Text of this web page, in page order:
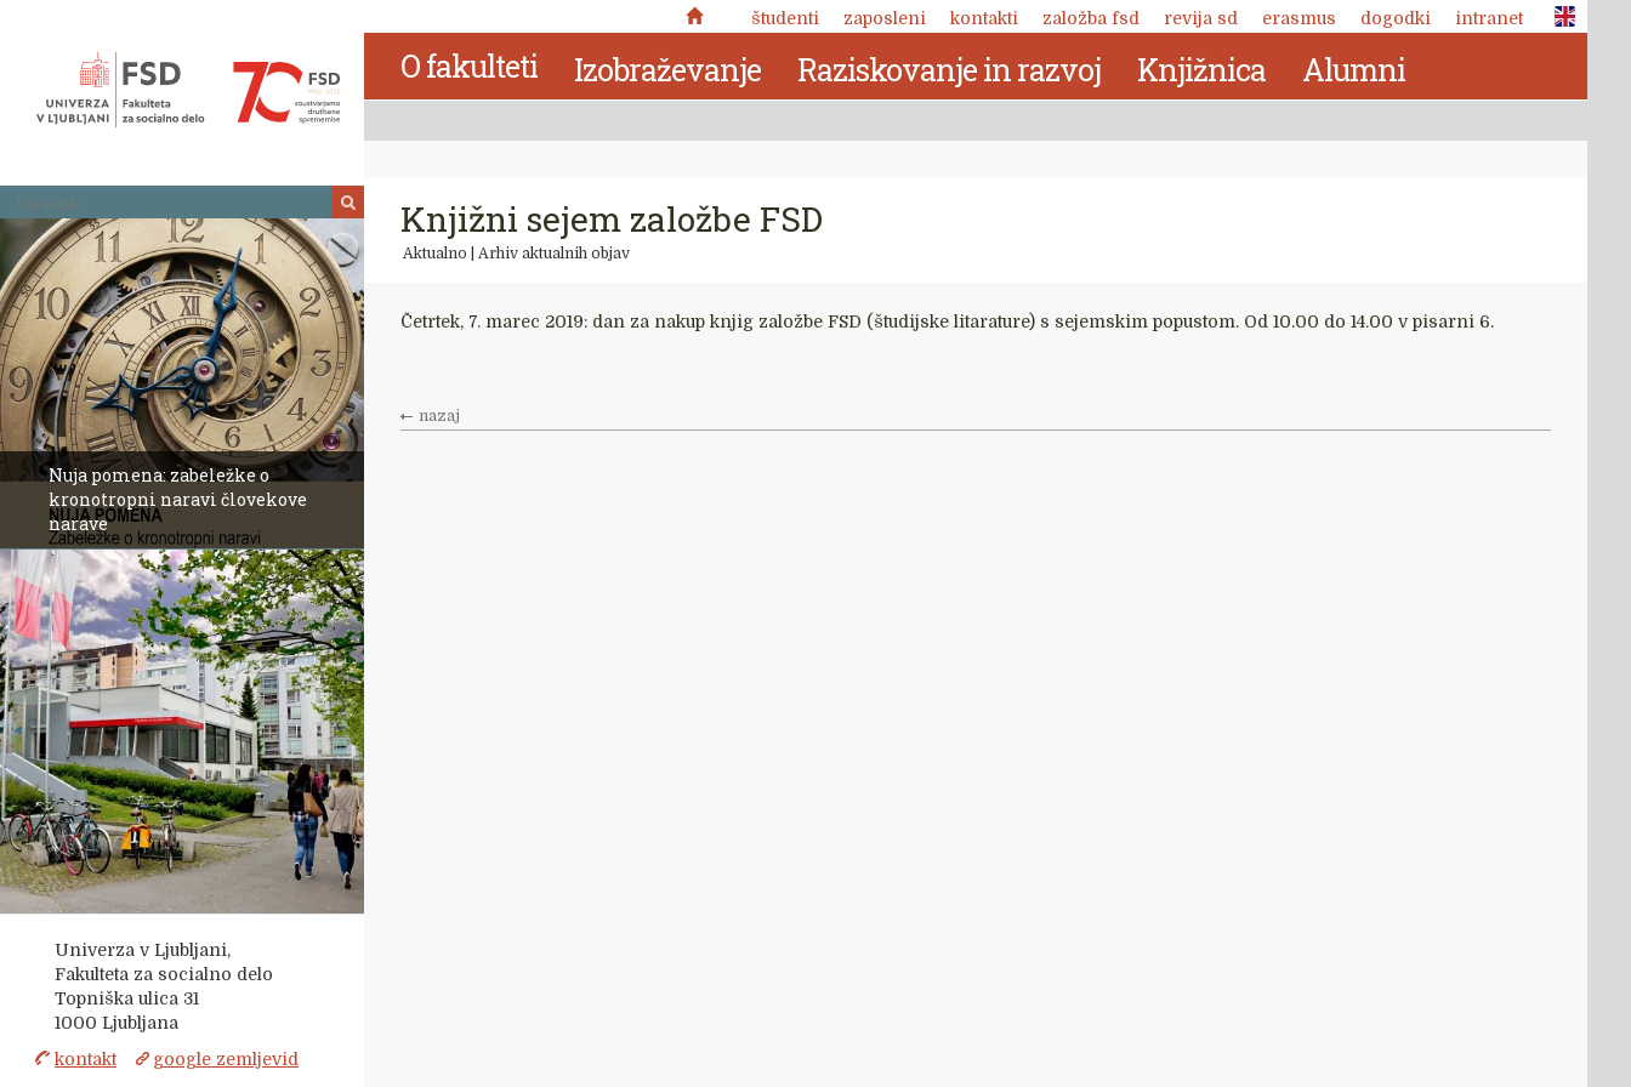
vsebino
Nuja pomena: zabeležke o
kronotropni naravi človekove
narave
Univerza v Ljubljani,
Fakulteta za socialno delo
Topniška ulica 31
1000 Ljubljana
kontakt
google zemljevid
študenti zaposleni kontakti založba fsd revija sd erasmus dogodki intranet
O fakulteti Izobraževanje Raziskovanje in razvoj Knjižnica Alumni
Knjižni sejem založbe FSD
Aktualno Arhiv aktualnih objav
Četrtek, 7. marec 2019: dan za nakup knjig založbe FSD (študijske litarature) s sejemskim popustom. Od 10.00 do 14.00 v pisarni 6.
nazaj